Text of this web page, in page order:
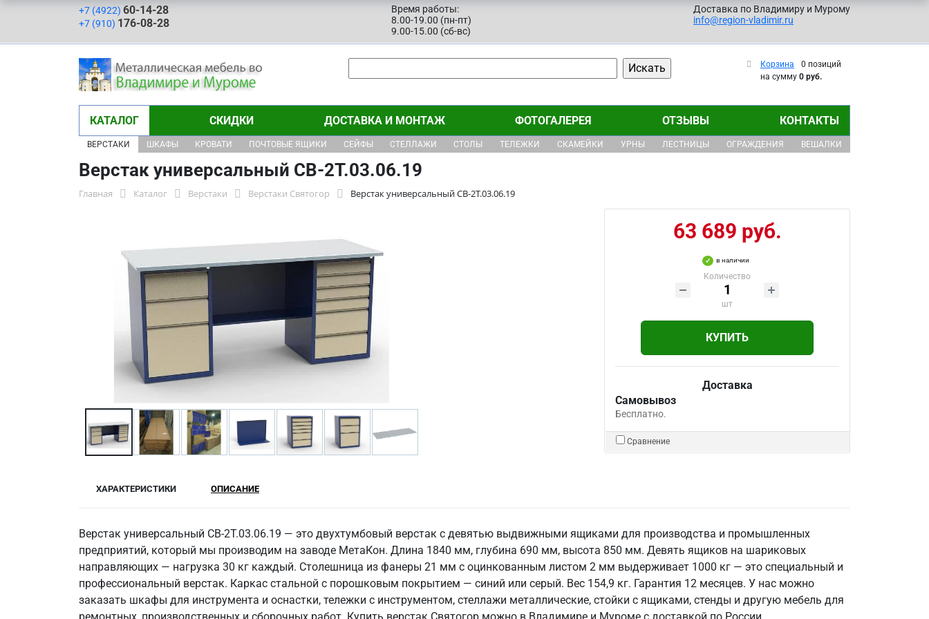
+7 (4922) 60-14-28
+7 (910) 176-08-28
Время работы:
8.00-19.00 (пн-пт)
9.00-15.00 (сб-вс)
Доставка по Владимиру и Мурому
info@region-vladimir.ru
Корзина
0 позиций
на сумму 0 руб.
КАТАЛОГ СКИДКИ ДОСТАВКА И МОНТАЖ ФОТОГАЛЕРЕЯ ОТЗЫВЫ КОНТАКТЫ
ВЕРСТАКИ ШКАФЫ КРОВАТИ ПОЧТОВЫЕ ЯЩИКИ СЕЙФЫ СТЕЛЛАЖИ СТОЛЫ ТЕЛЕЖКИ СКАМЕЙКИ УРНЫ ЛЕСТНИЦЫ ОГРАЖДЕНИЯ ВЕШАЛКИ
Верстак универсальный СВ-2Т.03.06.19
Главная Каталог Верстаки Верстаки Святогор Верстак универсальный СВ-2Т.03.06.19
63 689 руб.
в наличии
Количество
шт
КУПИТЬ
Доставка
Самовывоз
Бесплатно.
Сравнение
ХАРАКТЕРИСТИКИ ОПИСАНИЕ
Верстак универсальный СВ-2Т.03.06.19 — это двухтумбовый верстак с девятью выдвижными ящиками для производства и промышленных
предприятий, который мы производим на заводе МетаКон. Длина 1840 мм, глубина 690 мм, высота 850 мм. Девять ящиков на шариковых
направляющих — нагрузка 30 кг каждый. Столешница из фанеры 21 мм с оцинкованным листом 2 мм выдерживает 1000 кг — это специальный и
профессиональный верстак. Каркас стальной с порошковым покрытием — синий или серый. Вес 154,9 кг. Гарантия 12 месяцев. У нас можно
заказать шкафы для инструмента и оснастки, тележки с инструментом, стеллажи металлические, стойки с ящиками, стенды и другую мебель для